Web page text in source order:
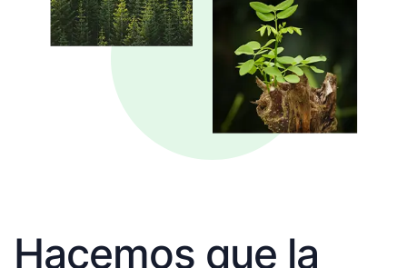
Hacemos que la